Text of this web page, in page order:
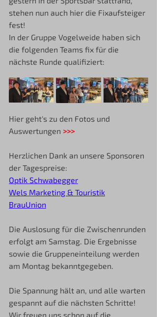
stehen nun auch hier die Fixaufsteiger
fest!
In der Gruppe Vogelweide haben sich
die folgenden Teams fix für die
nächste Runde qualifiziert:
Hier geht's zu den Fotos und
Auswertungen >>>
Herzlichen Dank an unsere Sponsoren
der Tagespreise:
Optik Schwabegger
Wels Marketing & Touristik
BrauUnion
Die Auslosung für die Zwischenrunden
erfolgt am Samstag. Die Ergebnisse
sowie die Gruppeneinteilung werden
am Montag bekanntgegeben.
Die Spannung hält an, und alle warten
gespannt auf die nächsten Schritte!
Wir freuen uns schon auf die